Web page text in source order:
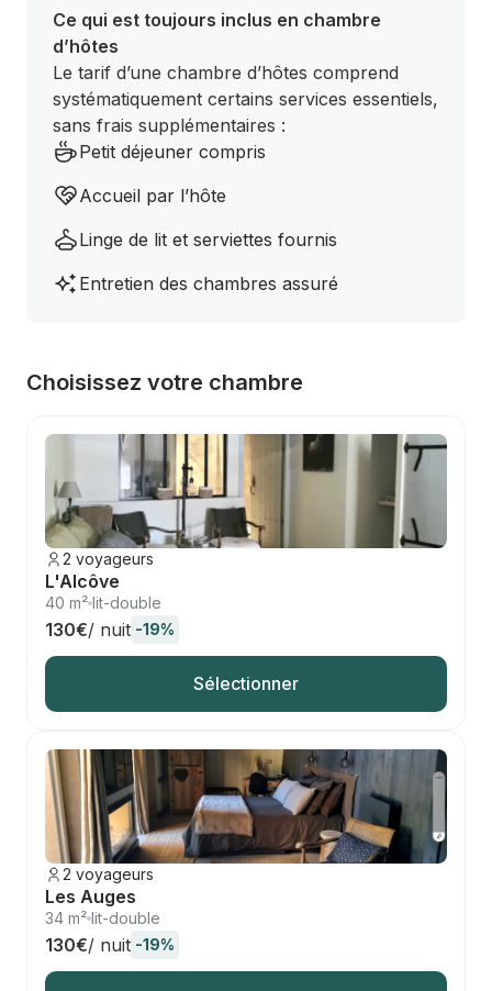
Ce qui est toujours inclus en chambre
d’hôtes
Le tarif d’une chambre d’hôtes comprend
systématiquement certains services essentiels,
sans frais supplémentaires :
Petit déjeuner compris
Accueil par l’hôte
Linge de lit et serviettes fournis
Entretien des chambres assuré
Choisissez votre chambre
2 voyageurs
L'Alcôve
40 m² lit-double
130€/ nuit -19%
Sélectionner
2 voyageurs
Les Auges
34 m² lit-double
130€/ nuit -19%